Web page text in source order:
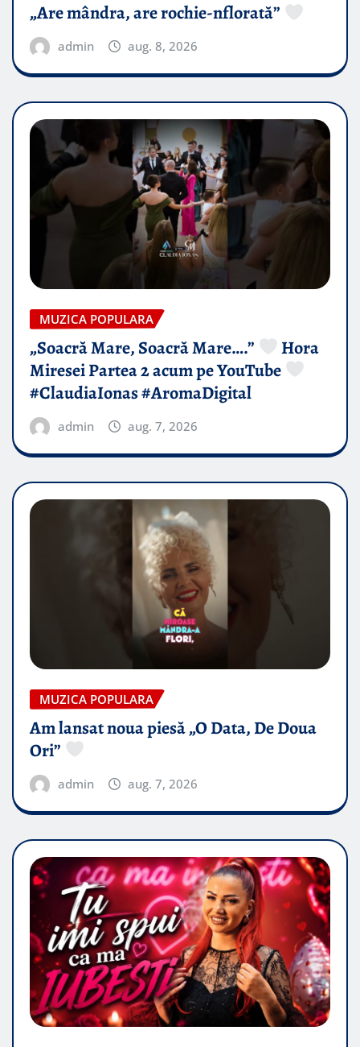
„Are mândra, are rochie-nflorată”
admin aug. 8, 2026
MUZICA POPULARA
„Soacră Mare, Soacră Mare….”
Hora
Miresei Partea 2 acum pe YouTube
#ClaudiaIonas #AromaDigital
admin aug. 7, 2026
MUZICA POPULARA
Am lansat noua piesă „O Data, De Doua
Ori”
admin aug. 7, 2026